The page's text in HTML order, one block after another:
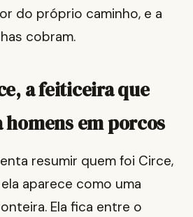
do próprio caminho, e a
cobram.
a feiticeira que
em porcos
resumir quem foi Circe,
aparece como uma
Ela fica entre o